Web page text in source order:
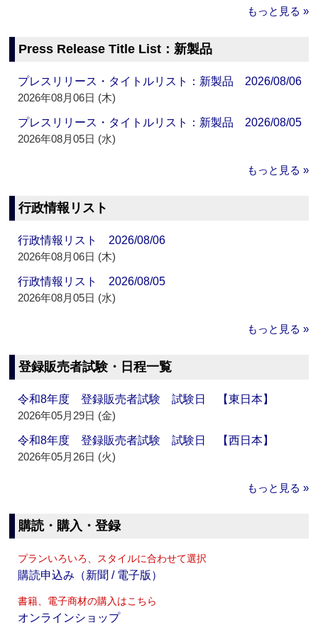
もっと見る »
Press Release Title List：新製品
プレスリリース・タイトルリスト：新製品 2026/08/06
2026年08月06日 (木)
プレスリリース・タイトルリスト：新製品 2026/08/05
2026年08月05日 (水)
もっと見る »
行政情報リスト
行政情報リスト 2026/08/06
2026年08月06日 (木)
行政情報リスト 2026/08/05
2026年08月05日 (水)
もっと見る »
登録販売者試験・日程一覧
令和8年度 登録販売者試験 試験日 【東日本】
2026年05月29日 (金)
令和8年度 登録販売者試験 試験日 【西日本】
2026年05月26日 (火)
もっと見る »
購読・購入・登録
プランいろいろ、スタイルに合わせて選択
購読申込み（新聞 / 電子版）
書籍、電子商材の購入はこちら
オンラインショップ